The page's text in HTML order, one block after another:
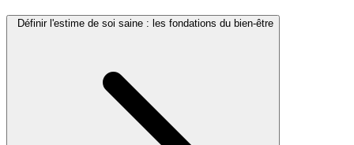
Définir l'estime de soi saine : les fondations du bien-être